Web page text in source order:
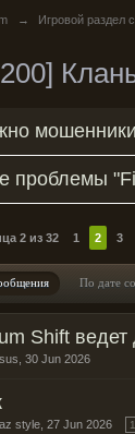
→ Игровой раздел
проблемы
2 из 32 1 2 3
По дате
Shift ведет
30 Jun 2026
style 27 Jun 2026 1